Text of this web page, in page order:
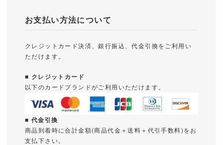
お支払い方法について
クレジットカード決済、銀行振込、代金引換をご利用い
ただけます。
■ クレジットカード
以下のカードブランドがご利用いただけます。
■ 代金引換
商品到着時に合計金額(商品代金＋送料＋代引手数料)をお
支払下さい。